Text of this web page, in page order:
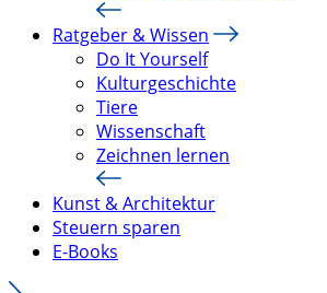
Ratgeber & Wissen
Do It Yourself
Kulturgeschichte
Tiere
Wissenschaft
Zeichnen lernen
Kunst & Architektur
Steuern sparen
E-Books